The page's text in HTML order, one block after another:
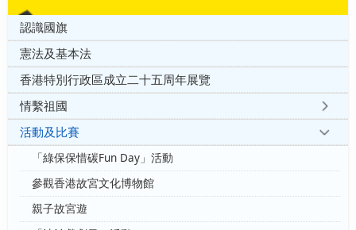
認識國旗
憲法及基本法
香港特別行政區成立二十五周年展覽
情繫祖國
活動及比賽
「綠保保惜碳Fun Day」活動
參觀香港故宮文化博物館
親子故宮遊